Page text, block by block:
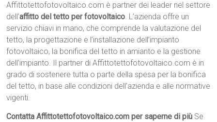
Affittotettofotovoltaico.com è partner dei leader nel settore
dell’affitto del tetto per fotovoltaico. L’azienda offre un
servizio chiavi in mano, che comprende la valutazione del
tetto, la progettazione e l’installazione dell’impianto
fotovoltaico, la bonifica del tetto in amianto e la gestione
dell’impianto. Il partner di Affittotettofotovoltaico.com è in
grado di sostenere tutta o parte della spesa per la bonifica
del tetto, in base alle condizioni dell’azienda e alle normative
vigenti.
Contatta Affittotettofotovoltaico.com per saperne di più Se